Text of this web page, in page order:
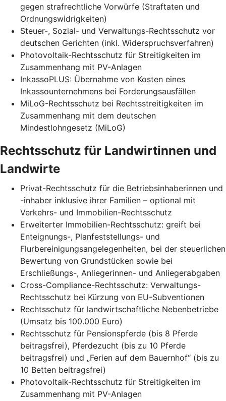
gegen strafrechtliche Vorwürfe (Straftaten und
Ordnungswidrigkeiten)
Steuer-, Sozial- und Verwaltungs-Rechtsschutz vor
deutschen Gerichten (inkl. Widerspruchsverfahren)
Photovoltaik-Rechtsschutz für Streitigkeiten im
Zusammenhang mit PV-Anlagen
InkassoPLUS: Übernahme von Kosten eines
Inkassounternehmens bei Forderungsausfällen
MiLoG-Rechtsschutz bei Rechtsstreitigkeiten im
Zusammenhang mit dem deutschen
Mindestlohngesetz (MiLoG)
Rechtsschutz für Landwirtinnen und
Landwirte
Privat-Rechtsschutz für die Betriebsinhaberinnen und
-inhaber inklusive ihrer Familien – optional mit
Verkehrs- und Immobilien-Rechtsschutz
Erweiterter Immobilien-Rechtsschutz: greift bei
Enteignungs-, Planfeststellungs- und
Flurbereinigungsangelegenheiten, bei der steuerlichen
Bewertung von Grundstücken sowie bei
Erschließungs-, Anliegerinnen- und Anliegerabgaben
Cross-Compliance-Rechtsschutz: Verwaltungs-
Rechtsschutz bei Kürzung von EU-Subventionen
Rechtsschutz für landwirtschaftliche Nebenbetriebe
(Umsatz bis 100.000 Euro)
Rechtsschutz für Pensionspferde (bis 8 Pferde
beitragsfrei), Pferdezucht (bis zu 10 Pferde
beitragsfrei) und „Ferien auf dem Bauernhof“ (bis zu
10 Betten beitragsfrei)
Photovoltaik-Rechtsschutz für Streitigkeiten im
Zusammenhang mit PV-Anlagen